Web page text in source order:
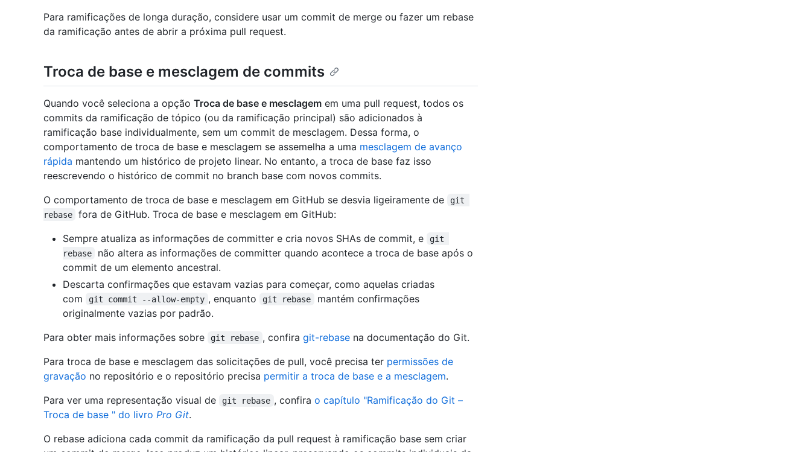
Para ramificações de longa duração, considere usar um commit de merge ou fazer um rebase
da ramificação antes de abrir a próxima pull request.
Troca de base e mesclagem de commits
Quando você seleciona a opção Troca de base e mesclagem em uma pull request, todos os
commits da ramificação de tópico (ou da ramificação principal) são adicionados à
ramificação base individualmente, sem um commit de mesclagem. Dessa forma, o
comportamento de troca de base e mesclagem se assemelha a uma mesclagem de avanço
rápida mantendo um histórico de projeto linear. No entanto, a troca de base faz isso
reescrevendo o histórico de commit no branch base com novos commits.
O comportamento de troca de base e mesclagem em GitHub se desvia ligeiramente de
git
rebase
fora de GitHub. Troca de base e mesclagem em GitHub:
Sempre atualiza as informações de committer e cria novos SHAs de commit, e
git
rebase
não altera as informações de committer quando acontece a troca de base após o
commit de um elemento ancestral.
Descarta confirmações que estavam vazias para começar, como aquelas criadas
com
git commit --allow-empty , enquanto git rebase
mantém confirmações
originalmente vazias por padrão.
Para obter mais informações sobre
git rebase , confira git-rebasena documentação do Git.
Para troca de base e mesclagem das solicitações de pull, você precisa ter permissões de
gravação no repositório e o repositório precisa permitir a troca de base e a mesclagem.
Para ver uma representação visual de
git rebase , confira o capítulo "Ramificação do Git –
Troca de base " do livro Pro Git.
O rebase adiciona cada commit da ramificação da pull request à ramificação base sem criar